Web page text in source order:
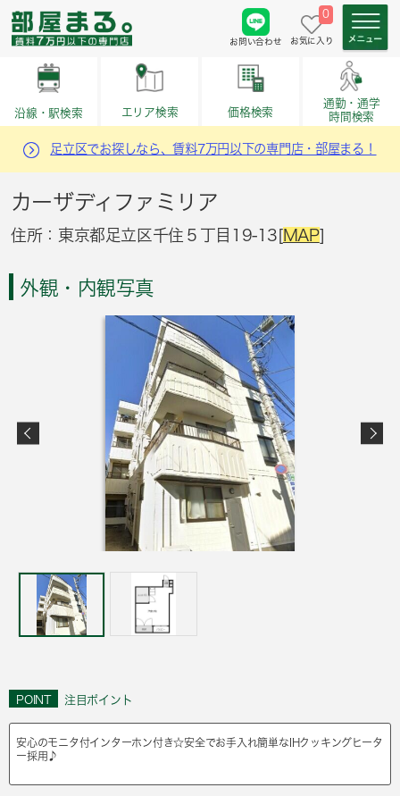
お問い合わせ
0
お気に入り
沿線・駅検索 エリア検索 価格検索
通勤・通学
時間検索
足立区でお探しなら、賃料7万円以下の専門店・部屋まる！
カーザディファミリア
住所：東京都足立区千住５丁目19-13[MAP]
外観・内観写真
POINT 注目ポイント
安心のモニタ付インターホン付き☆安全でお手入れ簡単なIHクッキングヒータ
ー採用♪